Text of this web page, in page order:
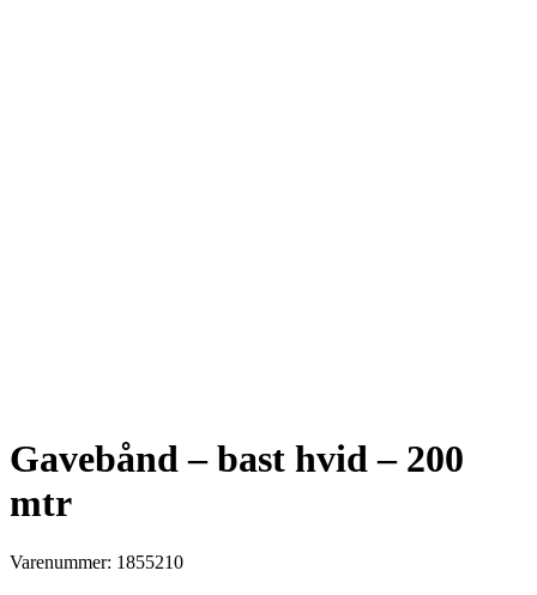
Gavebånd – bast hvid – 200
mtr
Varenummer: 1855210